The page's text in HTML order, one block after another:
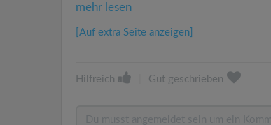
mehr lesen
[Auf extra Seite anzeigen]
Hilfreich Gut geschrieben